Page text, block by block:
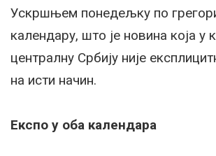
Ускршњем понедељку по
календару, што је новина која у
централну Србију није
на исти начин.
Експо у оба календара